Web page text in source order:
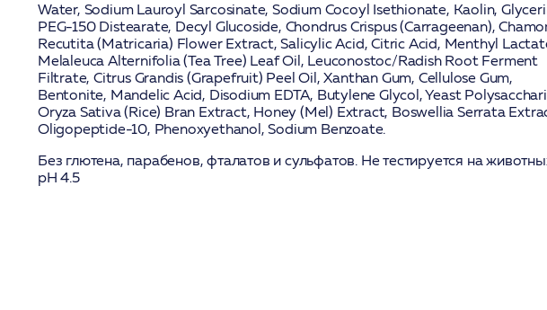
Water, Sodium Lauroyl Sarcosinate, Sodium Cocoyl Isethionate, Kaolin,
PEG-150 Distearate, Decyl Glucoside, Chondrus Crispus (Carrageenan),
Recutita (Matricaria) Flower Extract, Salicylic Acid, Citric Acid, Menthyl
Melaleuca Alternifolia (Tea Tree) Leaf Oil, Leuconostoc/Radish Root Ferment
Filtrate, Citrus Grandis (Grapefruit) Peel Oil, Xanthan Gum, Cellulose Gum,
Bentonite, Mandelic Acid, Disodium EDTA, Butylene Glycol, Yeast
Oryza Sativa (Rice) Bran Extract, Honey (Mel) Extract, Boswellia Serrata
Oligopeptide-10, Phenoxyethanol, Sodium Benzoate.
Без глютена, парабенов, фталатов и сульфатов. Не тестируется на
pH 4.5